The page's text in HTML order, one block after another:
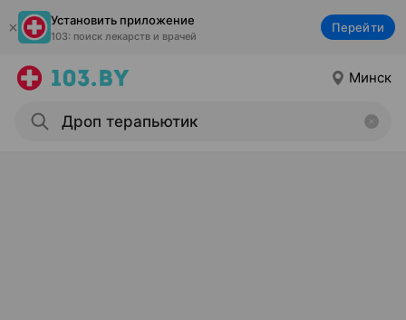
Установить приложение
103: поиск лекарств и врачей
Перейти
Минск